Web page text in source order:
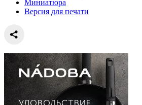
Миниатюра
Версия для печати